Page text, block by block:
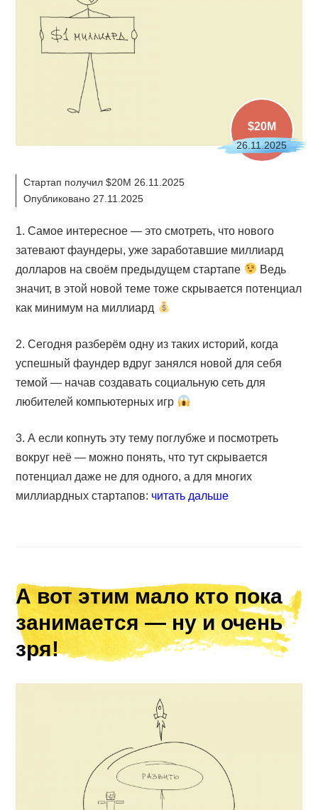
$20M
26.11.2025
Стартап получил $20M 26.11.2025
Опубликовано 27.11.2025
1. Самое интересное — это смотреть, что нового
затевают фаундеры, уже заработавшие миллиард
долларов на своём предыдущем стартапе
Ведь
значит, в этой новой теме тоже скрывается потенциал
как минимум на миллиард
2. Сегодня разберём одну из таких историй, когда
успешный фаундер вдруг занялся новой для себя
темой — начав создавать социальную сеть для
любителей компьютерных игр
3. А если копнуть эту тему поглубже и посмотреть
вокруг неё — можно понять, что тут скрывается
потенциал даже не для одного, а для многих
миллиардных стартапов: читать дальше
А вот этим мало кто пока
занимается — ну и очень
зря!